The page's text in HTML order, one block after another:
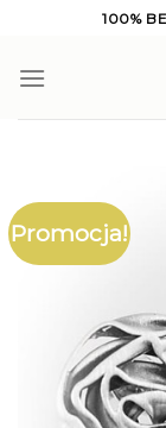
content
100%
Promocja!